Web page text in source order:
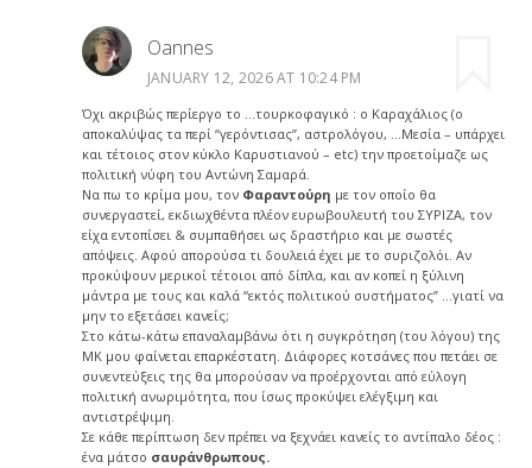
Oannes
JANUARY 12, 2026 AT 10:24 PM
Όχι ακριβώς περίεργο το …τουρκοφαγικό : ο Καραχάλιος (ο
αποκαλύψας τα περί “γερόντισας”, αστρολόγου, …Μεσία – υπάρχει
και τέτοιος στον κύκλο Καρυστιανού – etc) την προετοίμαζε ως
πολιτική νύφη του Αντώνη Σαμαρά.
Να πω το κρίμα μου, τον Φαραντούρη με τον οποίο θα
συνεργαστεί, εκδιωχθέντα πλέον ευρωβουλευτή του ΣΥΡΙΖΑ, τον
είχα εντοπίσει & συμπαθήσει ως δραστήριο και με σωστές
απόψεις. Αφού απορούσα τι δουλειά έχει με το συριζολόι. Αν
προκύψουν μερικοί τέτοιοι από δίπλα, και αν κοπεί η ξύλινη
μάντρα με τους και καλά “εκτός πολιτικού συστήματος” …γιατί να
μην το εξετάσει κανείς;
Στο κάτω-κάτω επαναλαμβάνω ότι η συγκρότηση (του λόγου) της
ΜΚ μου φαίνεται επαρκέστατη. Διάφορες κοτσάνες που πετάει σε
συνεντεύξεις της θα μπορούσαν να προέρχονται από εύλογη
πολιτική ανωριμότητα, που ίσως προκύψει ελέγξιμη και
αντιστρέψιμη.
Σε κάθε περίπτωση δεν πρέπει να ξεχνάει κανείς το αντίπαλο δέος :
ένα μάτσο σαυράνθρωπους.